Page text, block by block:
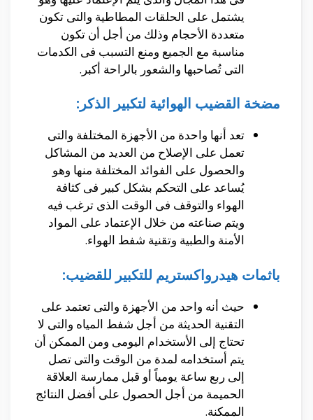
يشتمل على الحلقات المطاطية والتى تكون
متعددة الأحجام وذلك من أجل أن تكون
مناسبة مع الجميع ومنع التسبب فى الكدمات
التى تُصاحبها والشعور بالراحة أكبر.
مضخة القضيب الهوائية لتكبير الذكر:
تعد أنها واحدة من الأجهزة المختلفة والتى
تعمل على الإصلاح من العديد من المشاكل
والحصول على الفوائد المختلفة منها وهو
يُساعد على التحكم بشكل كبير فى كثافة
الهواء والتوقف فى الوقت الذى ترغب فيه
ويتم صناعته من خلال الإعتماد على المواد
الأمنة والطبية وتقنية شفط الهواء.
باثمات هيدرواكستريم للتكبير للقضيب:
حيث أنه واحد من الأجهزة والتى تعتمد على
التقنية الحديثة من أجل شفط المياه والتى لا
تحتاج إلى الأستخدام اليومى ومن الممكن أن
يتم أستخدامه لمدة من الوقت والتى تصل
إلى ربع ساعة يومياً أو قبل ممارسة العلاقة
الحميمة من أجل الحصول على أفضل النتائج
الممكنة.